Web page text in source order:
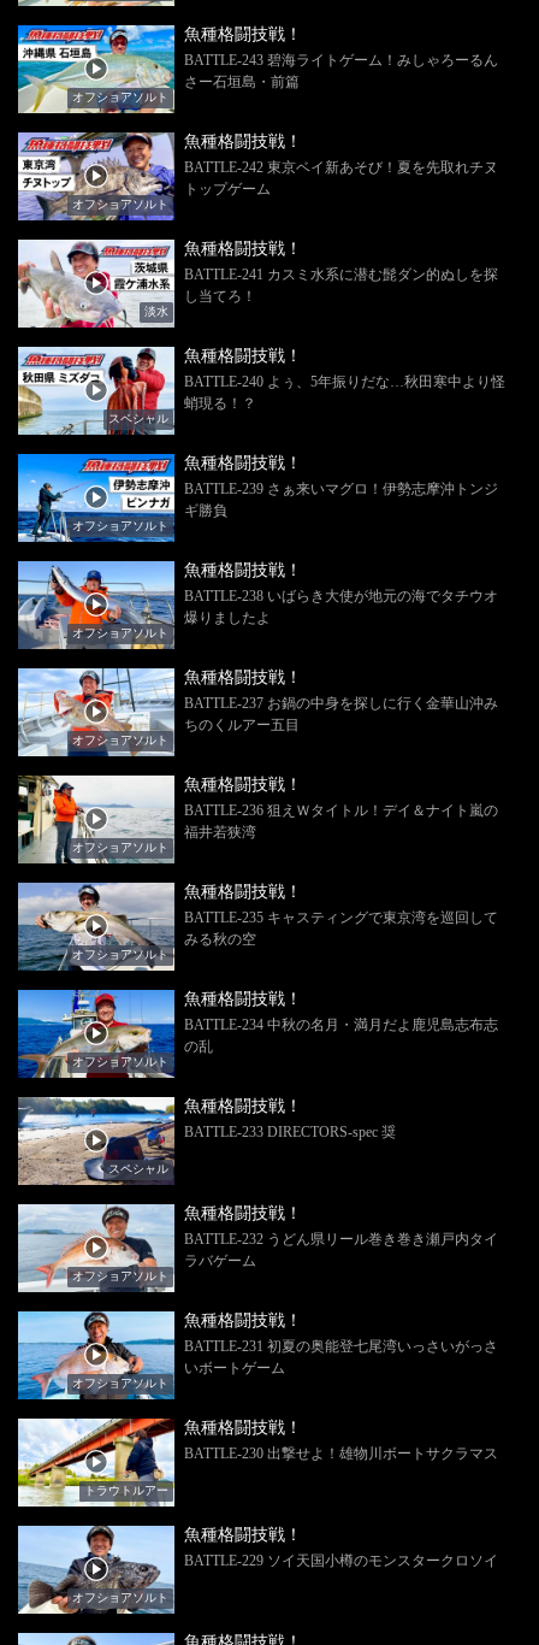
オフショアソルト
魚種格闘技戦！
BATTLE-243 碧海ライトゲーム！みしゃろーるん
さー石垣島・前篇
オフショアソルト
魚種格闘技戦！
BATTLE-242 東京ベイ新あそび！夏を先取れチヌ
トップゲーム
淡水
魚種格闘技戦！
BATTLE-241 カスミ水系に潜む髭ダン的ぬしを探
し当てろ！
スペシャル
魚種格闘技戦！
BATTLE-240 よぅ、5年振りだな…秋田寒中より怪
蛸現る！？
オフショアソルト
魚種格闘技戦！
BATTLE-239 さぁ来いマグロ！伊勢志摩沖トンジ
ギ勝負
オフショアソルト
魚種格闘技戦！
BATTLE-238 いばらき大使が地元の海でタチウオ
爆りましたよ
オフショアソルト
魚種格闘技戦！
BATTLE-237 お鍋の中身を探しに行く金華山沖み
ちのくルアー五目
オフショアソルト
魚種格闘技戦！
BATTLE-236 狙えＷタイトル！デイ＆ナイト嵐の
福井若狭湾
オフショアソルト
魚種格闘技戦！
BATTLE-235 キャスティングで東京湾を巡回して
みる秋の空
オフショアソルト
魚種格闘技戦！
BATTLE-234 中秋の名月・満月だよ鹿児島志布志
の乱
スペシャル
魚種格闘技戦！
BATTLE-233 DIRECTORS-spec 奨
オフショアソルト
魚種格闘技戦！
BATTLE-232 うどん県リール巻き巻き瀬戸内タイ
ラバゲーム
オフショアソルト
魚種格闘技戦！
BATTLE-231 初夏の奥能登七尾湾いっさいがっさ
いボートゲーム
トラウトルアー
魚種格闘技戦！
BATTLE-230 出撃せよ！雄物川ボートサクラマス
オフショアソルト
魚種格闘技戦！
BATTLE-229 ソイ天国小樽のモンスタークロソイ